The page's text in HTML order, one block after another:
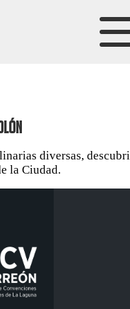
diversas,
la Ciudad.